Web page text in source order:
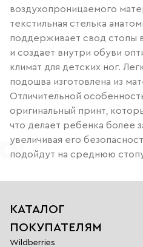
воздухопроницаемого
текстильная стелька
поддерживает свод стопы
и создает внутри обуви
климат для детских ног.
подошва изготовлена из
Отличительной
оригинальный принт,
что делает ребенка более
увеличивая его
подойдут на среднюю
КАТАЛОГ
ПОКУПАТЕЛЯМ
Wildberries